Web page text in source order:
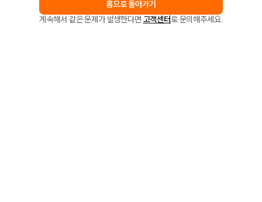
홈으로 돌아가기
계속해서 같은 문제가 발생한다면 고객센터로 문의해주세요.